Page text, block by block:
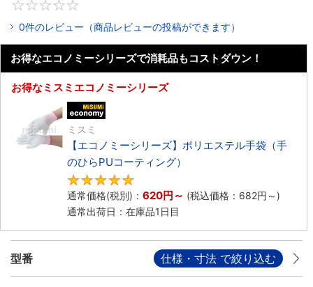
0件のレビュー（商品レビューの投稿ができます）
お得なエコノミーシリーズで消耗品もコストダウン！
お得なミスミエコノミーシリーズ
ミスミ
【エコノミーシリーズ】ポリエステル手袋（手
のひらPUコーティング）
通常価格(税別)： 620円 ～ (税込価格： 682円 ～)
通常出荷日：在庫品1日目
型番 仕様・寸法 で絞り込む